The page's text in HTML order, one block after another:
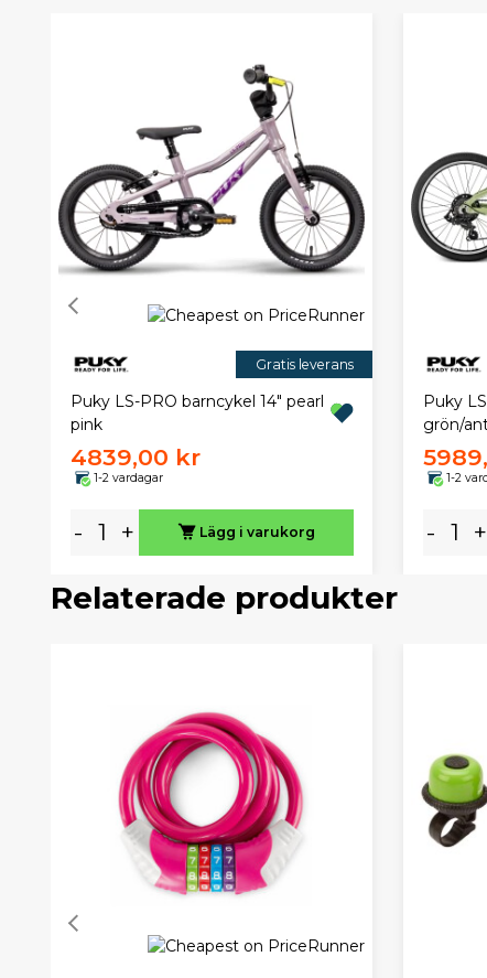
Gratis leverans
Puky LS-PRO barncykel 14" pearl
pink
4839,00 kr
1-2 vardagar
- + Lägg i varukorg
Puky
grön/
1-2
- +
Relaterade produkter